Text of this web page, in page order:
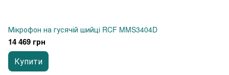
Мікрофон на гусячій шийці RCF MMS3404D
14 469 грн
Купити